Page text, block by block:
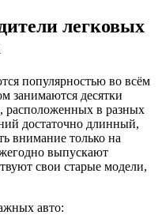
легковых
популярностью во всём
занимаются десятки
расположенных в разных
достаточно длинный,
внимание только на
выпускают
свои старые модели,
авто: